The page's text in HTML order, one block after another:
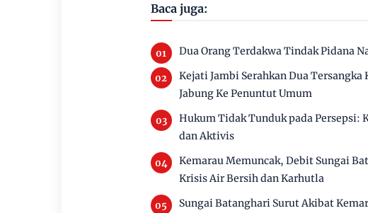
Baca juga:
Dua Orang Terdakwa Tindak Pidana
Kejati Jambi Serahkan Dua
Jabung Ke Penuntut Umum
Hukum Tidak Tunduk pada
dan Aktivis
Kemarau Memuncak, Debit Sungai
Krisis Air Bersih dan Karhutla
Sungai Batanghari Surut Akibat